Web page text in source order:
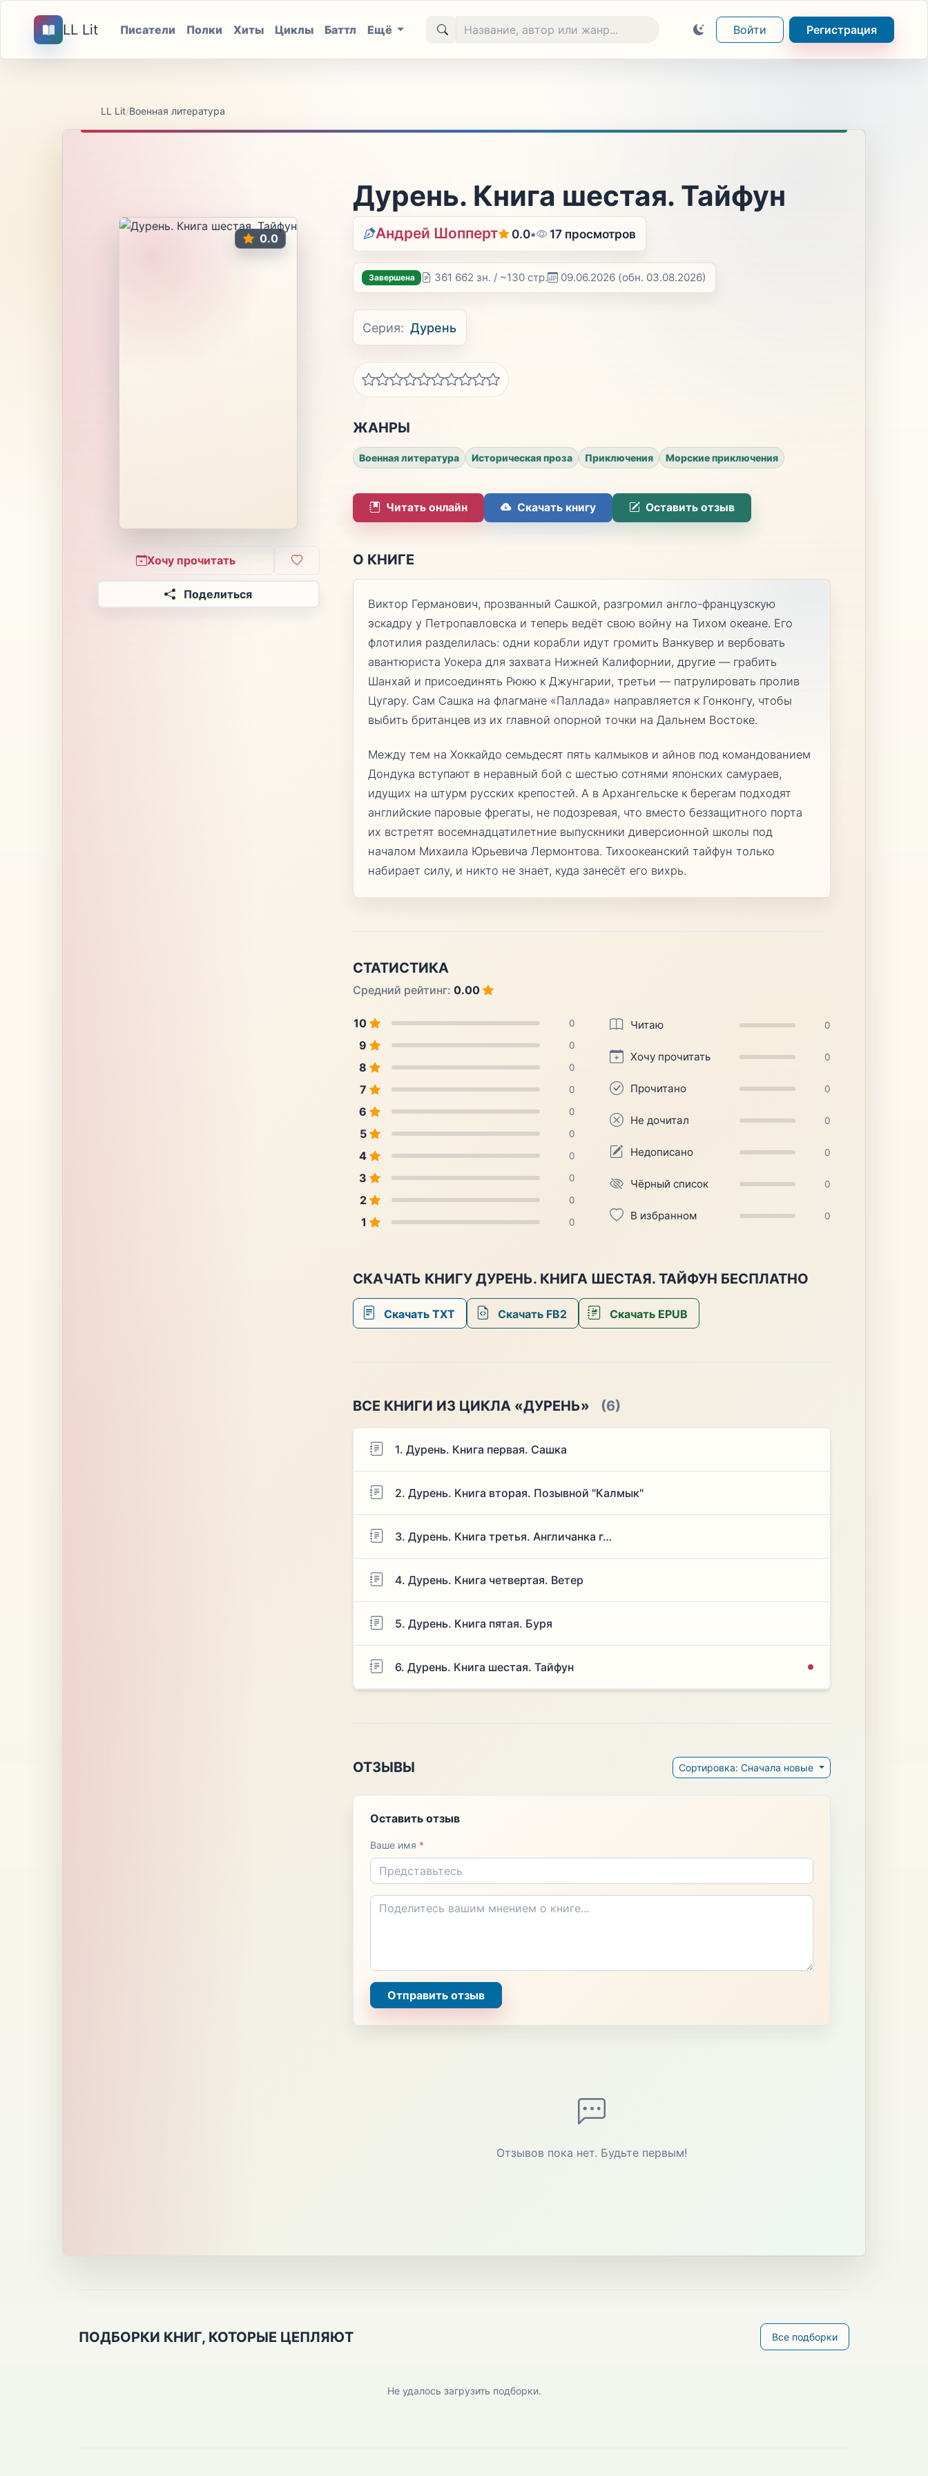
LL Lit Писатели Полки Хиты Циклы Баттл Ещё Войти Регистрация
LL Lit/Военная литература
0.0
Хочу прочитать
Поделиться
Дурень. Книга шестая. Тайфун
Андрей Шопперт 0.0• 17 просмотров
Завершена 361 662 зн. / ~130 стр. 09.06.2026 (обн. 03.08.2026)
Серия: Дурень
ЖАНРЫ
Военная литература Историческая проза Приключения Морские приключения
Читать онлайн Скачать книгу Оставить отзыв
О КНИГЕ
Виктор Германович, прозванный Сашкой, разгромил англо-французскую
эскадру у Петропавловска и теперь ведёт свою войну на Тихом океане. Его
флотилия разделилась: одни корабли идут громить Ванкувер и вербовать
авантюриста Уокера для захвата Нижней Калифорнии, другие — грабить
Шанхай и присоединять Рюкю к Джунгарии, третьи — патрулировать пролив
Цугару. Сам Сашка на флагмане «Паллада» направляется к Гонконгу, чтобы
выбить британцев из их главной опорной точки на Дальнем Востоке.
Между тем на Хоккайдо семьдесят пять калмыков и айнов под командованием
Дондука вступают в неравный бой с шестью сотнями японских самураев,
идущих на штурм русских крепостей. А в Архангельске к берегам подходят
английские паровые фрегаты, не подозревая, что вместо беззащитного порта
их встретят восемнадцатилетние выпускники диверсионной школы под
началом Михаила Юрьевича Лермонтова. Тихоокеанский тайфун только
набирает силу, и никто не знает, куда занесёт его вихрь.
СТАТИСТИКА
Средний рейтинг: 0.00
10 0
9 0
8 0
7 0
6 0
5 0
4 0
3 0
2 0
1 0
Читаю 0
Хочу прочитать 0
Прочитано 0
Не дочитал 0
Недописано 0
Чёрный список 0
В избранном 0
СКАЧАТЬ КНИГУ ДУРЕНЬ. КНИГА ШЕСТАЯ. ТАЙФУН БЕСПЛАТНО
Скачать TXT Скачать FB2 Скачать EPUB
ВСЕ КНИГИ ИЗ ЦИКЛА «ДУРЕНЬ» (6)
1. Дурень. Книга первая. Сашка
2. Дурень. Книга вторая. Позывной "Калмык"
3. Дурень. Книга третья. Англичанка г…
4. Дурень. Книга четвертая. Ветер
5. Дурень. Книга пятая. Буря
6. Дурень. Книга шестая. Тайфун
ОТЗЫВЫ Сортировка: Сначала новые
Оставить отзыв
Ваше имя *
Отправить отзыв
Отзывов пока нет. Будьте первым!
ПОДБОРКИ КНИГ, КОТОРЫЕ ЦЕПЛЯЮТ Все подборки
Не удалось загрузить подборки.